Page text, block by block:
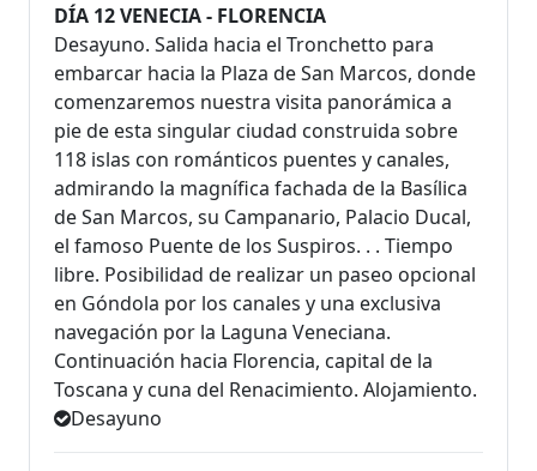
DÍA 12 VENECIA - FLORENCIA
Desayuno. Salida hacia el Tronchetto para
embarcar hacia la Plaza de San Marcos, donde
comenzaremos nuestra visita panorámica a
pie de esta singular ciudad construida sobre
118 islas con románticos puentes y canales,
admirando la magnífica fachada de la Basílica
de San Marcos, su Campanario, Palacio Ducal,
el famoso Puente de los Suspiros. . . Tiempo
libre. Posibilidad de realizar un paseo opcional
en Góndola por los canales y una exclusiva
navegación por la Laguna Veneciana.
Continuación hacia Florencia, capital de la
Toscana y cuna del Renacimiento. Alojamiento.
Desayuno